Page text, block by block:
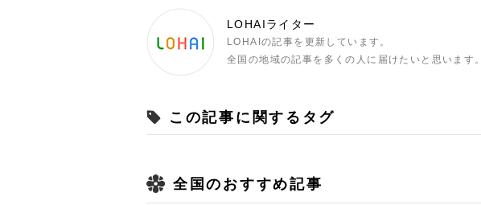
LOHAIライター
LOHAIの記事を更新しています。
全国の地域の記事を多くの人に届けたいと思います。
この記事に関するタグ
全国のおすすめ記事